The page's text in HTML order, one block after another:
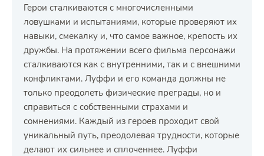
Герои сталкиваются с многочисленными
ловушками и испытаниями, которые проверяют их
навыки, смекалку и, что самое важное, крепость их
дружбы. На протяжении всего фильма персонажи
сталкиваются как с внутренними, так и с внешними
конфликтами. Луффи и его команда должны не
только преодолеть физические преграды, но и
справиться с собственными страхами и
сомнениями. Каждый из героев проходит свой
уникальный путь, преодолевая трудности, которые
делают их сильнее и сплоченнее. Луффи